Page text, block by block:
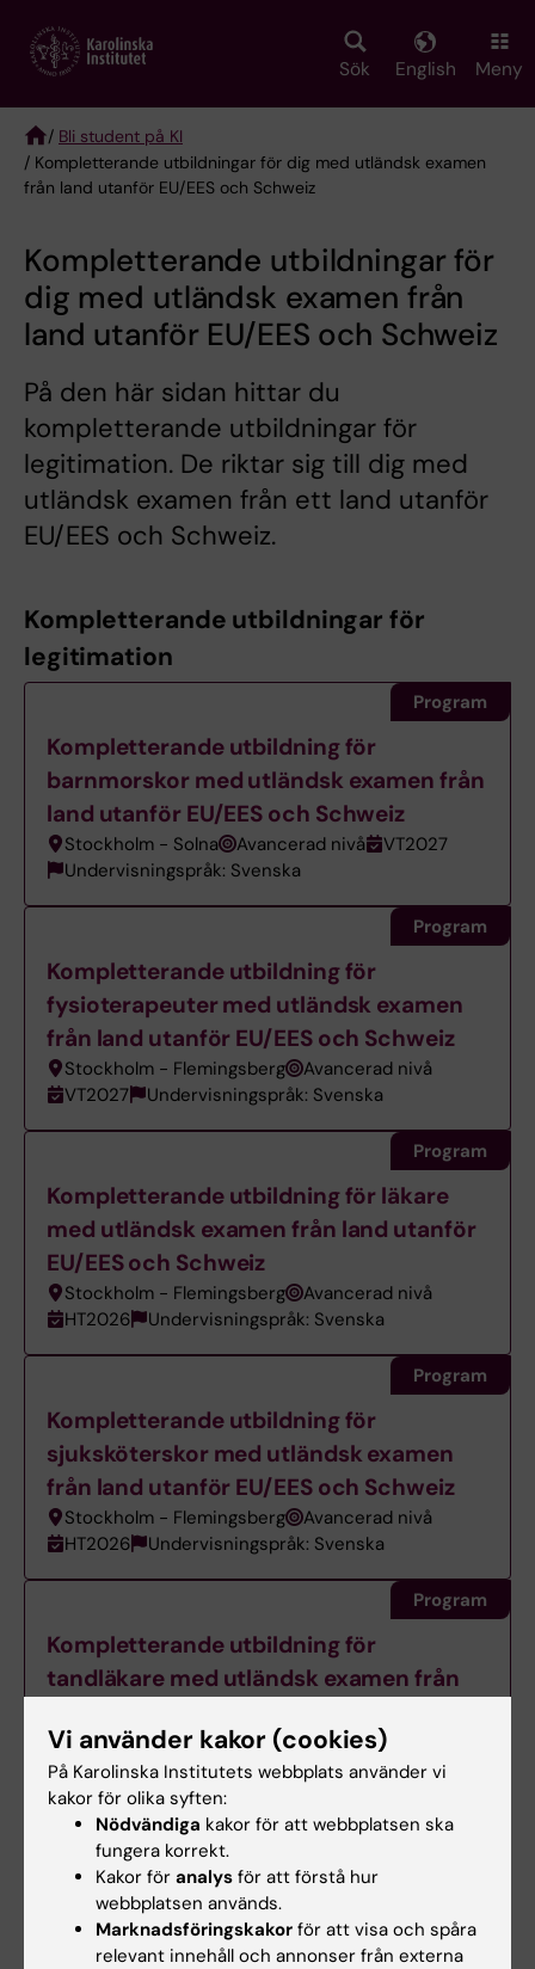
main
Sök English Meny
Breadcrumb
/ Bli student på KI
/ Kompletterande utbildningar för dig med utländsk examen
från land utanför EU/EES och Schweiz
Kompletterande utbildningar för
dig med utländsk examen från
land utanför EU/EES och Schweiz
På den här sidan hittar du
kompletterande utbildningar för
legitimation. De riktar sig till dig med
utländsk examen från ett land utanför
EU/EES och Schweiz.
Kompletterande utbildningar för
legitimation
Kompletterande utbildning för
barnmorskor med utländsk examen från
land utanför EU/EES och Schweiz
Stockholm - Solna Avancerad nivå
VT2027
Undervisningspråk: Svenska
Program
Kompletterande utbildning för
fysioterapeuter med utländsk examen
från land utanför EU/EES och Schweiz
Stockholm - Flemingsberg
Avancerad nivå
VT2027
Undervisningspråk: Svenska
Program
Kompletterande utbildning för läkare
med utländsk examen från land utanför
EU/EES och Schweiz
Stockholm - Flemingsberg
Avancerad nivå
HT2026
Undervisningspråk: Svenska
Program
Kompletterande utbildning för
sjuksköterskor med utländsk examen
från land utanför EU/EES och Schweiz
Stockholm - Flemingsberg
Avancerad nivå
HT2026
Undervisningspråk: Svenska
Program
Kompletterande utbildning för
tandläkare med utländsk examen från
Stockholm - Flemingsberg
Avancerad nivå
HT2026
Undervisningspråk: Svenska
Program
Hade du nytta av informationen på denna sida?
Yes
No
Vi använder kakor (cookies)
På Karolinska Institutets webbplats använder vi
kakor för olika syften:
Nödvändiga kakor för att webbplatsen ska
fungera korrekt.
Kakor för analys för att förstå hur
webbplatsen används.
Marknadsföringskakor för att visa och spåra
relevant innehåll och annonser från externa